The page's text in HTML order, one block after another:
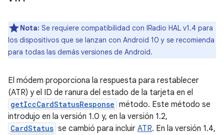
Nota: Se requiere compatibilidad con IRadio HAL v1.4 para
los dispositivos que se lanzan con Android 10 y se recomienda
para todas las demás versiones de Android.
El módem proporciona la respuesta para restablecer
(ATR) y el ID de ranura del estado de la tarjeta en el
getIccCardStatusResponse método. Este método se
introdujo en la versión 1.0 y, en la versión 1.2,
CardStatus se cambió para incluir ATR. En la versión 1.4,